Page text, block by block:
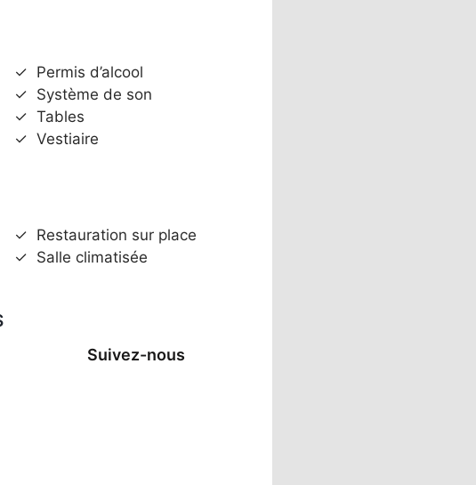
✓ Permis d’alcool
✓ Système de son
✓ Tables
✓ Vestiaire
✓ Restauration sur place
✓ Salle climatisée
Suivez-nous